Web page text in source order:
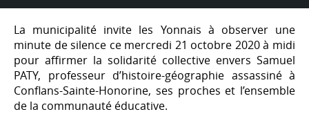
La municipalité invite les Yonnais à observer une
minute de silence ce mercredi 21 octobre 2020 à midi
pour affirmer la solidarité collective envers Samuel
PATY, professeur d’histoire-géographie assassiné à
Conflans-Sainte-Honorine, ses proches et l’ensemble
de la communauté éducative.